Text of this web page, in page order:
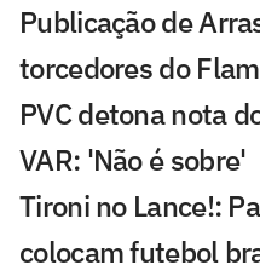
Publicação de
torcedores do
PVC detona nota
VAR: 'Não é sobre'
Tironi no Lance!:
colocam futebol